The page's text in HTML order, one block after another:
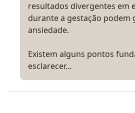
resultados divergentes em
durante a gestação podem
ansiedade.
Existem alguns pontos
esclarecer…